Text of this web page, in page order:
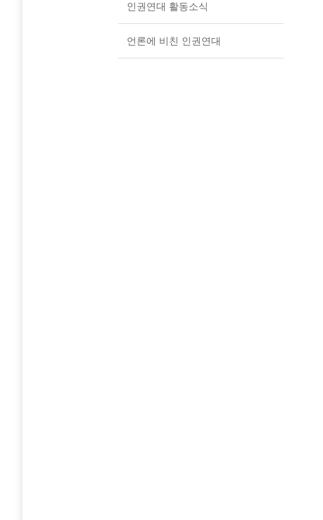
인권연대 활동소식
언론에 비친 인권연대